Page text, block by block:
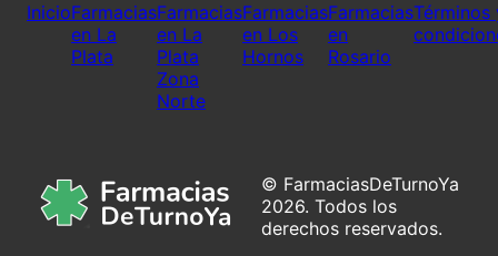
InicioFarmacias
en La
Plata
Farmacias
en La
Plata
Zona
Norte
Farmacias
en Los
Hornos
Farmacias
en
Rosario
Términos
© FarmaciasDeTurnoYa
2026. Todos los
derechos reservados.